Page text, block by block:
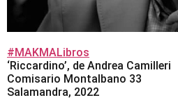
#MAKMALibros
‘Riccardino’, de Andrea Camilleri
Comisario Montalbano 33
Salamandra, 2022